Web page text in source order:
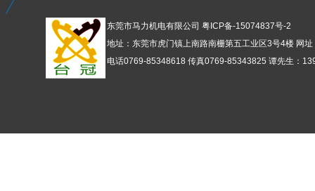
东莞市马力机电有限公司 粤ICP备-15074837号-2
地址：东莞市虎门镇上南路南栅第五工业区3号4楼 网
电话0769-85348618 传真0769-85343825 谭先生：